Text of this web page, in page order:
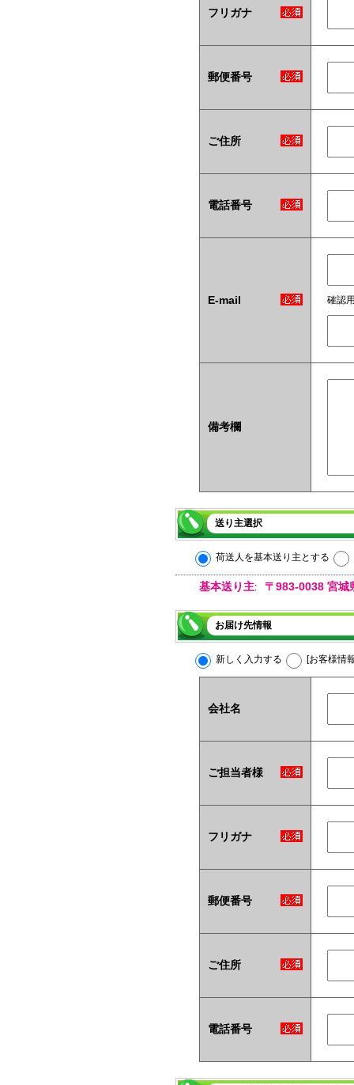
フリガナ
郵便番号
ご住所
電話番号
E-mail 確認
備考欄
送り主選択
荷送人を基本送り主とする
基本送り主: 〒983-0038 宮城
お届け先情報
新しく入力する [お客様情
会社名
ご担当者様
フリガナ
郵便番号
ご住所
電話番号